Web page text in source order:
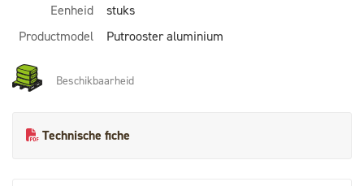
Eenheid
stuks
Productmodel
Putrooster aluminium
Beschikbaarheid
Technische fiche